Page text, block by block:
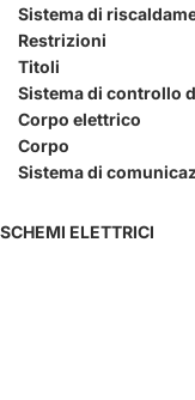
Sistema di
Restrizioni
Titoli
Sistema di controllo
Corpo elettrico
Corpo
Sistema di
SCHEMI ELETTRICI